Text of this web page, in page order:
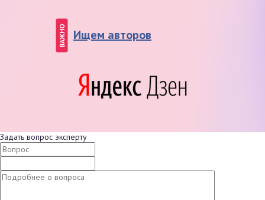
ВАЖНО Ищем авторов
Задать вопрос эксперту